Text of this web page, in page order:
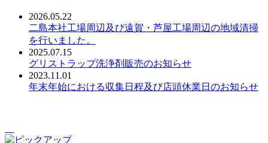
2026.05.22
二島本社工場周辺及び遠賀・芦屋工場周辺の地域清掃
を行いました。
2025.07.15
グリストラップ洗浄剤販売のお知らせ
2023.11.01
年末年始における収集日程及び店頭休業日のお知らせ